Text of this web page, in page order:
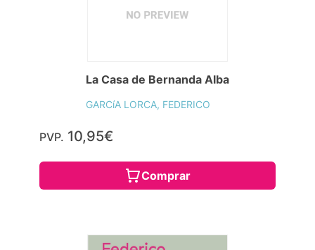
La Casa de Bernanda Alba
GARCíA LORCA, FEDERICO
PVP. 10,95€
Comprar